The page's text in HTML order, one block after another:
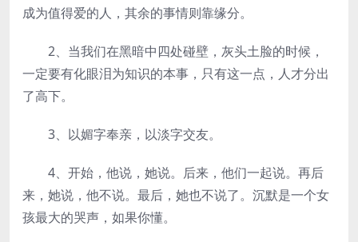
成为值得爱的人，其余的事情则靠缘分。
2、当我们在黑暗中四处碰壁，灰头土脸的时候，
一定要有化眼泪为知识的本事，只有这一点，人才分出
了高下。
3、以媚字奉亲，以淡字交友。
4、开始，他说，她说。后来，他们一起说。再后
来，她说，他不说。最后，她也不说了。沉默是一个女
孩最大的哭声，如果你懂。